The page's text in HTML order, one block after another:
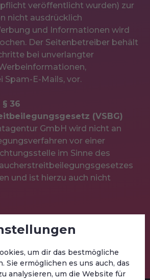
um dir das bestmögliche
Sie ermöglichen es uns auch, das
analysieren, um die Website für
veröffentlicht wurden) zur
nicht ausdrücklich
und Informationen wird
Der Seitenbetreiber behält
bei unverlangter
Spam-E-Mails, vor.
36
(VSBG)
GmbH wird nicht an
vor einer
im Sinne des
und ist hierzu auch nicht
eventagentur GmbH. Alle